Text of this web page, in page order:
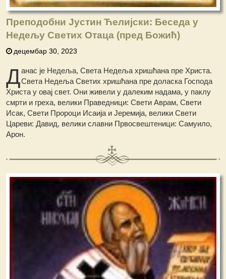
Преподобни Јустин Ћелијски: Беседа у
Недељу Светих Отаца (пред Божић)
децембар 30, 2023
Данас је Недеља, Света Недеља хришћана пре Христа.
Света Недеља Светих хришћана пре доласка Господа
Христа у овај свет. Они живели у далеким надама, у паклу
смрти и греха, велики Праведници: Свети Аврам, Свети
Исак, Свети Пророци Исаија и Јеремија, велики Свети
Цареви: Давид, велики славни Првосвештеници: Самуило,
Арон.